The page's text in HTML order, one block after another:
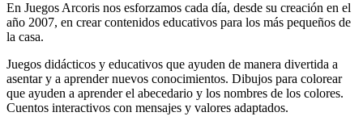
En Juegos Arcoris nos esforzamos cada día, desde su creación en el
año 2007, en crear contenidos educativos para los más pequeños de
la casa.
Juegos didácticos y educativos que ayuden de manera divertida a
asentar y a aprender nuevos conocimientos. Dibujos para colorear
que ayuden a aprender el abecedario y los nombres de los colores.
Cuentos interactivos con mensajes y valores adaptados.